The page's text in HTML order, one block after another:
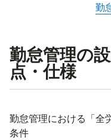
勤
勤怠管理の
点・仕様
勤怠管理における「全
条件